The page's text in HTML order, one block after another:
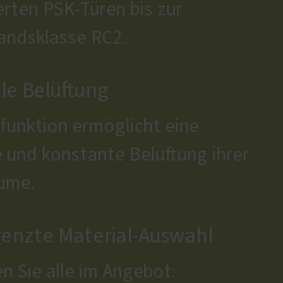
PSK-Türen bis zur
RC2.
Belüftung
ermöglicht eine
und konstante Belüftung ihrer
Material-Auswahl
Sie alle im Angebot: